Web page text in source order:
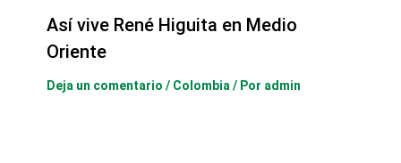
Así vive René Higuita en Medio
Oriente
Deja un comentario / Colombia / Por admin